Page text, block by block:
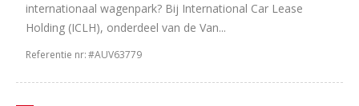
internationaal wagenpark? Bij International Car Lease
Holding (ICLH), onderdeel van de Van...
Referentie nr:#AUV63779